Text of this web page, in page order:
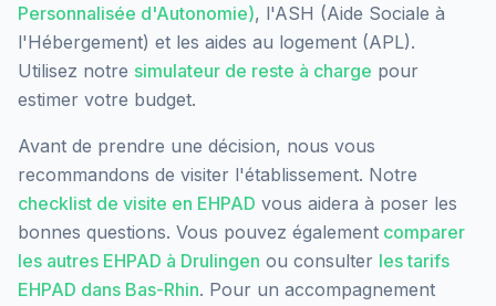
Personnalisée d'Autonomie), l'ASH (Aide Sociale à
l'Hébergement) et les aides au logement (APL).
Utilisez notre simulateur de reste à charge pour
estimer votre budget.
Avant de prendre une décision, nous vous
recommandons de visiter l'établissement. Notre
checklist de visite en EHPAD vous aidera à poser les
bonnes questions. Vous pouvez également comparer
les autres EHPAD à Drulingen ou consulter les tarifs
EHPAD dans Bas-Rhin. Pour un accompagnement